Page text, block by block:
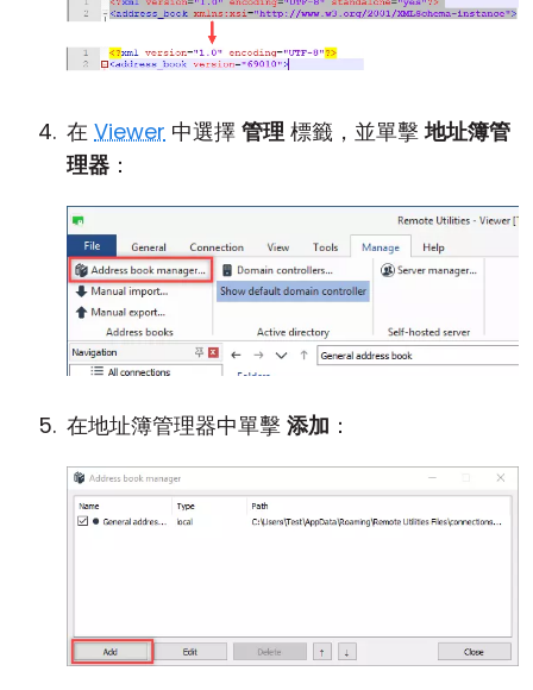
在 Viewer 中選擇 管理標籤，並單擊地址簿管
理器 ：
在地址簿管理器中單擊 添加 ：